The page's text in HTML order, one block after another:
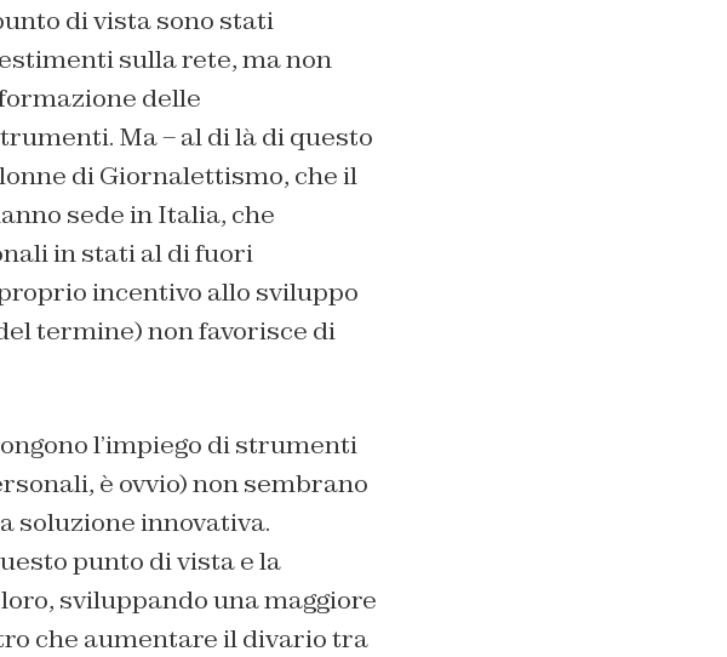
di vista sono stati
sulla rete, ma non
delle
Ma – al di là di questo
di Giornalettismo, che il
sede in Italia, che
in stati al di fuori
incentivo allo sviluppo
termine) non favorisce di
l’impiego di strumenti
è ovvio) non sembrano
soluzione innovativa.
punto di vista e la
sviluppando una maggiore
che aumentare il divario tra